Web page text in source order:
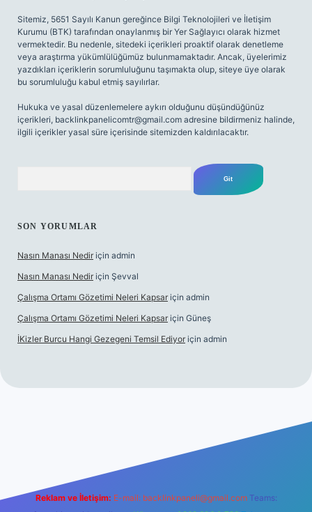
Sitemiz, 5651 Sayılı Kanun gereğince Bilgi Teknolojileri ve İletişim
Kurumu (BTK) tarafından onaylanmış bir Yer Sağlayıcı olarak hizmet
vermektedir. Bu nedenle, sitedeki içerikleri proaktif olarak denetleme
veya araştırma yükümlülüğümüz bulunmamaktadır. Ancak, üyelerimiz
yazdıkları içeriklerin sorumluluğunu taşımakta olup, siteye üye olarak
bu sorumluluğu kabul etmiş sayılırlar.
Hukuka ve yasal düzenlemelere aykırı olduğunu düşündüğünüz
içerikleri, backlinkpanelicomtr@gmail.com adresine bildirmeniz halinde,
ilgili içerikler yasal süre içerisinde sitemizden kaldırılacaktır.
SON YORUMLAR
Nasın Manası Nedir için admin
Nasın Manası Nedir için Şevval
Çalışma Ortamı Gözetimi Neleri Kapsar için admin
Çalışma Ortamı Gözetimi Neleri Kapsar için Güneş
İKizler Burcu Hangi Gezegeni Temsil Ediyor için admin
Reklam ve İletişim: E-mail: backlinkpaneli@gmail.com Teams: